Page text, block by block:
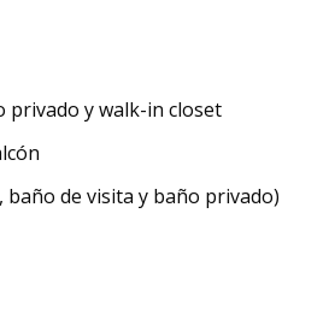
privado y walk-in closet
de visita y baño privado)